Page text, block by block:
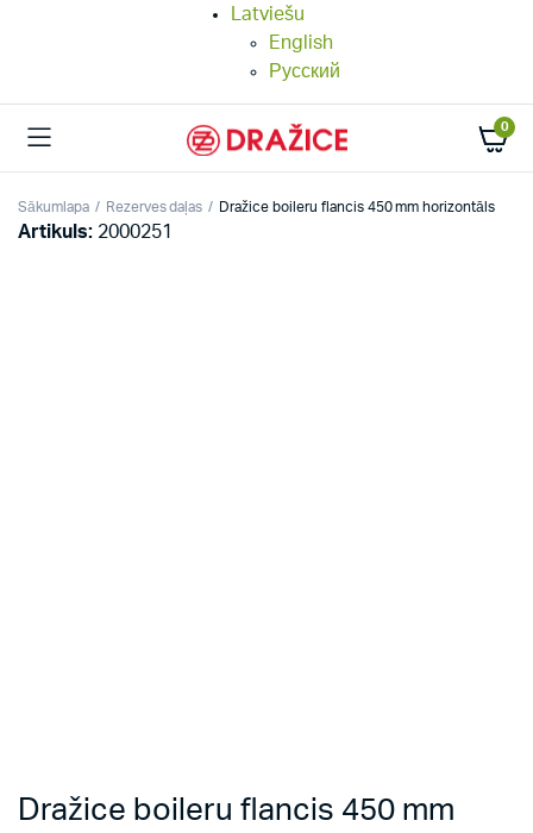
Latviešu
English
Русский
0
Sākumlapa Rezerves daļas Dražice boileru flancis 450 mm horizontāls
Artikuls:2000251
Dražice boileru flancis 450 mm